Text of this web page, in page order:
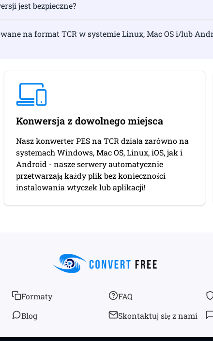
jest bezpieczne?
na format TCR w systemie Linux, Mac OS i/lub
Konwersja z dowolnego miejsca
Nasz konwerter PES na TCR działa zarówno na
systemach Windows, Mac OS, Linux, iOS, jak i
Android - nasze serwery automatycznie
przetwarzają każdy plik bez konieczności
instalowania wtyczek lub aplikacji!
Formaty
Blog
FAQ
Skontaktuj się z nami